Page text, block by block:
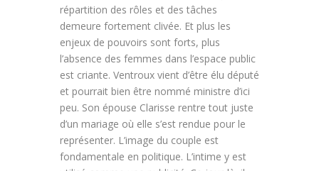
répartition des rôles et des tâches
demeure fortement clivée. Et plus les
enjeux de pouvoirs sont forts, plus
l’absence des femmes dans l’espace public
est criante. Ventroux vient d’être élu député
et pourrait bien être nommé ministre d’ici
peu. Son épouse Clarisse rentre tout juste
d’un mariage où elle s’est rendue pour le
représenter. L’image du couple est
fondamentale en politique. L’intime y est